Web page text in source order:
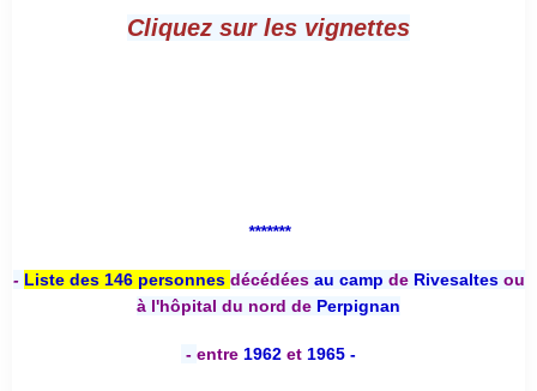
Cliquez sur les vignettes
*******
- Liste des 146 personnes décédées au camp deRivesaltesou
à l'hôpital du nord de Perpignan
- entre 1962 et 1965 -